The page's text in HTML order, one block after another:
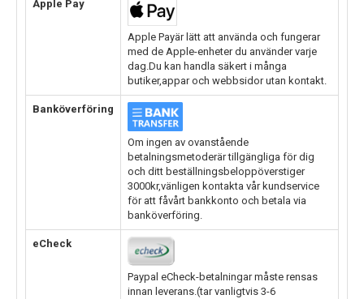
Apple Pay
Apple Payär lätt att använda och fungerar
med de Apple-enheter du använder varje
dag.Du kan handla säkert i många
butiker,appar och webbsidor utan kontakt.
Banköverföring
Om ingen av ovanstående
betalningsmetoderär tillgängliga för dig
och ditt beställningsbeloppöverstiger
3000kr,vänligen kontakta vår kundservice
för att fåvårt bankkonto och betala via
banköverföring.
eCheck
Paypal eCheck-betalningar måste rensas
innan leverans.(tar vanligtvis 3-6